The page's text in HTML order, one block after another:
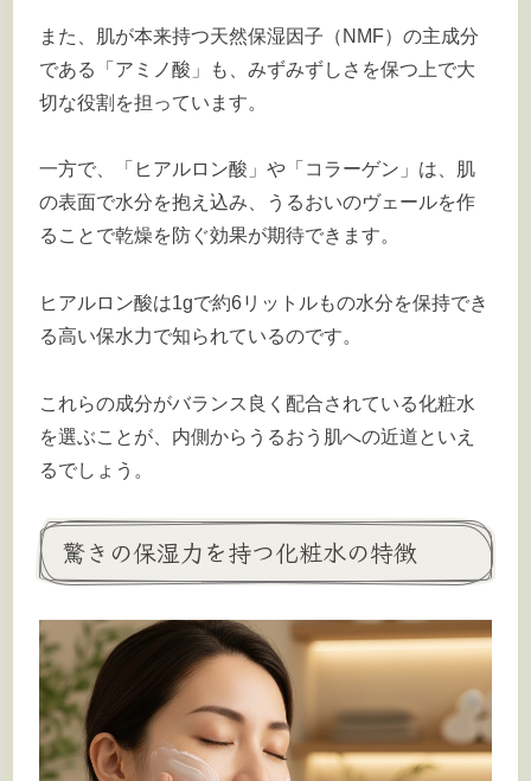
また、肌が本来持つ天然保湿因子（NMF）の主成分
である「アミノ酸」も、みずみずしさを保つ上で大
切な役割を担っています。
一方で、「ヒアルロン酸」や「コラーゲン」は、肌
の表面で水分を抱え込み、うるおいのヴェールを作
ることで乾燥を防ぐ効果が期待できます。
ヒアルロン酸は1gで約6リットルもの水分を保持でき
る高い保水力で知られているのです。
これらの成分がバランス良く配合されている化粧水
を選ぶことが、内側からうるおう肌への近道といえ
るでしょう。
驚きの保湿力を持つ化粧水の特徴